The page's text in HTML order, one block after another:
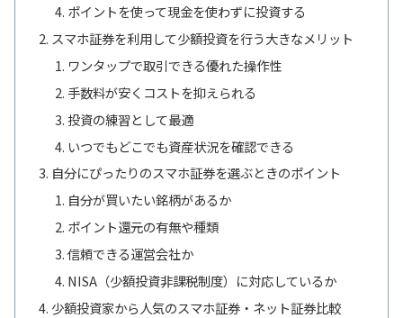
ポイントを使って現金を使わずに投資する
スマホ証券を利用して少額投資を行う大きなメリット
ワンタップで取引できる優れた操作性
手数料が安くコストを抑えられる
投資の練習として最適
いつでもどこでも資産状況を確認できる
自分にぴったりのスマホ証券を選ぶときのポイント
自分が買いたい銘柄があるか
ポイント還元の有無や種類
信頼できる運営会社か
NISA（少額投資非課税制度）に対応しているか
少額投資家から人気のスマホ証券・ネット証券比較